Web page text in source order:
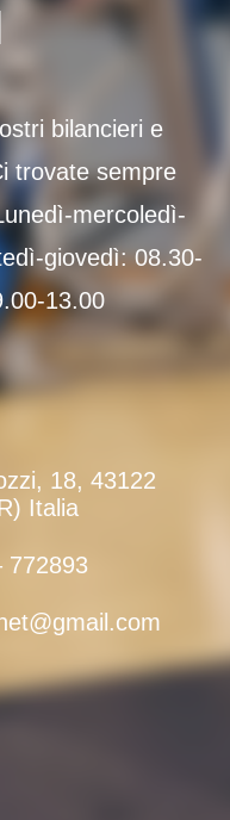
bilancieri e
trovate sempre
mercoledì-
giovedì: 08.30-
13.00
18, 43122
Italia
772893